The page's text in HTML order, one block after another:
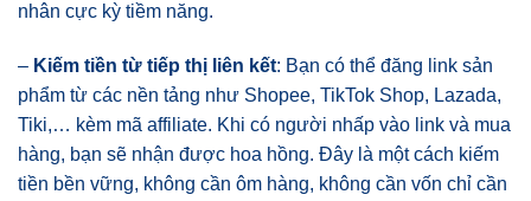
nhân cực kỳ tiềm năng.
– Kiếm tiền từ tiếp thị liên kết: Bạn có thể đăng link sản
phẩm từ các nền tảng như Shopee, TikTok Shop, Lazada,
Tiki,… kèm mã affiliate. Khi có người nhấp vào link và mua
hàng, bạn sẽ nhận được hoa hồng. Đây là một cách kiếm
tiền bền vững, không cần ôm hàng, không cần vốn chỉ cần